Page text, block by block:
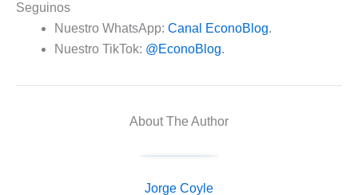
Seguinos
Nuestro WhatsApp: Canal EconoBlog.
Nuestro TikTok: @EconoBlog.
About The Author
Jorge Coyle